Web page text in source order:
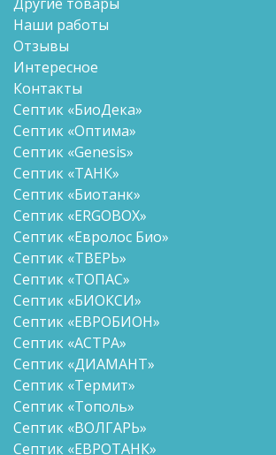
Наши работы
Отзывы
Интересное
Контакты
Септик «БиоДека»
Септик «Оптима»
Септик «Genesis»
Септик «ТАНК»
Септик «Биотанк»
Септик «ERGOBOX»
Септик «Евролос Био»
Септик «ТВЕРЬ»
Септик «ТОПАС»
Септик «БИОКСИ»
Септик «ЕВРОБИОН»
Септик «АСТРА»
Септик «ДИАМАНТ»
Септик «Термит»
Септик «Тополь»
Септик «ВОЛГАРЬ»
Септик «ЕВРОТАНК»